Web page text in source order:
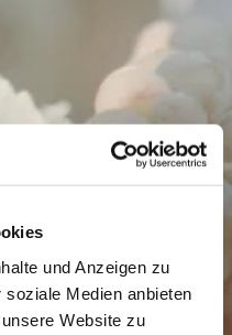
und Anzeigen zu
Medien anbieten
Website zu